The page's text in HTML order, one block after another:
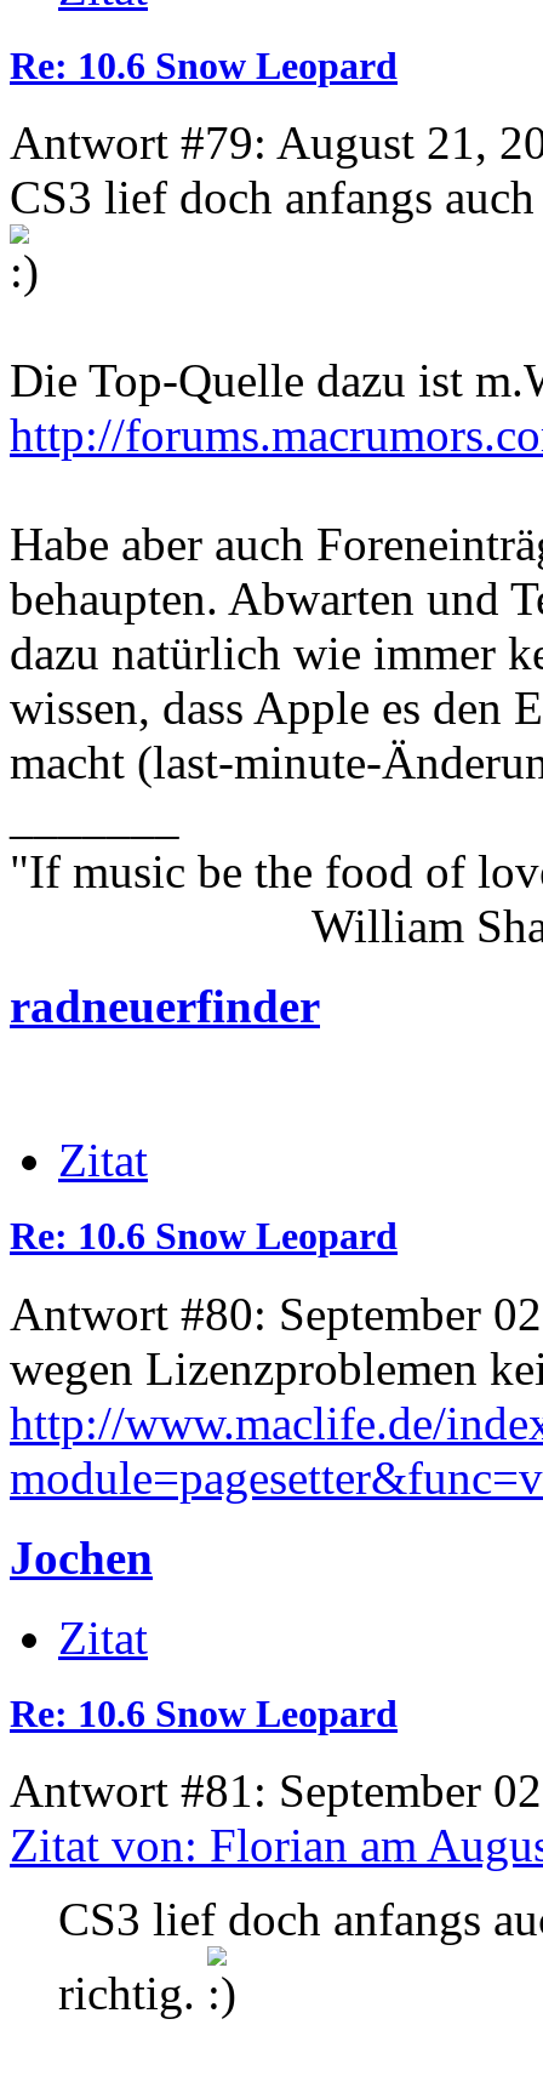
Re: 10.6 Snow Leopard
Antwort #79: August 21,
CS3 lief doch anfangs
Die Top-Quelle dazu ist
http://
Habe aber auch
behaupten. Abwarten und
dazu natürlich wie immer
wissen, dass Apple es
macht (last-minute-
"If music be the food of
William
radneuerfinder
Zitat
Re: 10.6 Snow Leopard
Antwort #80: September
wegen Lizenzproblemen
http://www.maclife.de/
Jochen
Zitat
Re: 10.6 Snow Leopard
Antwort #81: September
Zitat von: Florian am
CS3 lief doch anfangs
richtig.